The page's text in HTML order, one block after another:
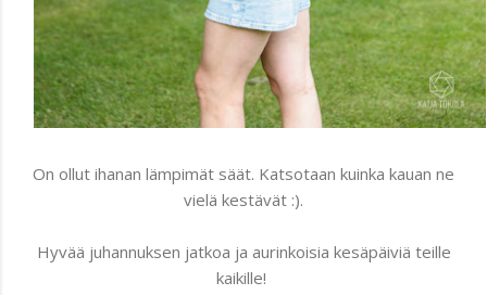
On ollut ihanan lämpimät säät. Katsotaan kuinka kauan ne
vielä kestävät :).
Hyvää juhannuksen jatkoa ja aurinkoisia kesäpäiviä teille
kaikille!